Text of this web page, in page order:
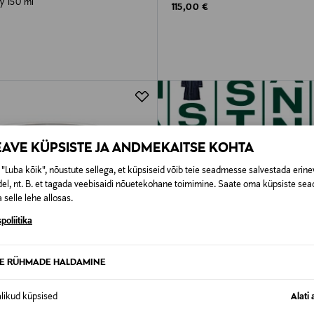
KÜPSISTE JA ANDMEKAITSE KOHTA
"Luba kõik", nõustute sellega, et küpsiseid võib teie seadmesse salvestada
nt. B. et tagada veebisaidi nõuetekohane toimimine. Saate oma küpsiste
selle lehe allosas.
RÜHMADE HALDAMINE
küpsised Alati
150 ml
Original Price
115,00 €